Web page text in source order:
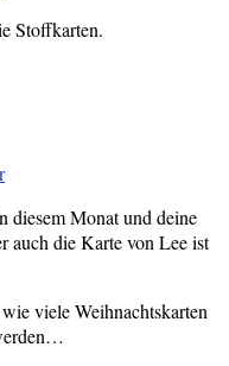
Stoffkarten.
diesem Monat und deine
auch die Karte von Lee ist
viele Weihnachtskarten